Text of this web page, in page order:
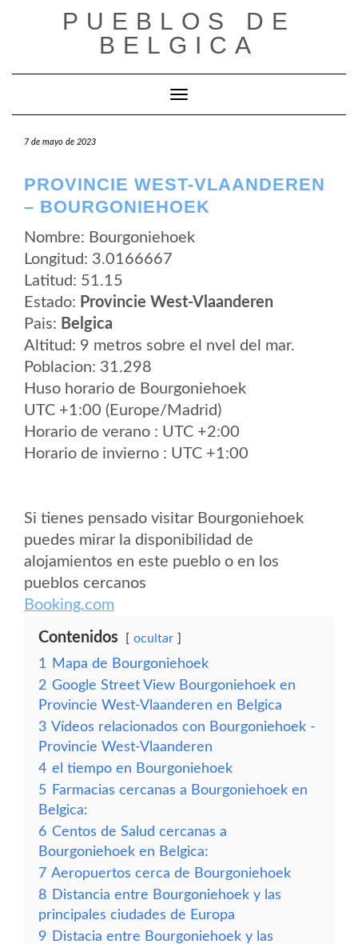
PUEBLOS DE
BELGICA
Cambiar modo de navegación
7 de mayo de 2023
PROVINCIE WEST-VLAANDEREN
– BOURGONIEHOEK
Nombre: Bourgoniehoek
Longitud: 3.0166667
Latitud: 51.15
Estado: Provincie West-Vlaanderen
Pais: Belgica
Altitud: 9 metros sobre el nvel del mar.
Poblacion: 31.298
Huso horario de Bourgoniehoek
UTC +1:00 (Europe/Madrid)
Horario de verano : UTC +2:00
Horario de invierno : UTC +1:00
Si tienes pensado visitar Bourgoniehoek
puedes mirar la disponibilidad de
alojamientos en este pueblo o en los
pueblos cercanos
Booking.com
Contenidos ocultar
1
Mapa de Bourgoniehoek
2 Google Street View Bourgoniehoek en
Provincie West-Vlaanderen en Belgica
3 Vídeos relacionados con Bourgoniehoek -
Provincie West-Vlaanderen
4 el tiempo en Bourgoniehoek
5 Farmacias cercanas a Bourgoniehoek en
Belgica:
6 Centos de Salud cercanas a
Bourgoniehoek en Belgica:
7 Aeropuertos cerca de Bourgoniehoek
8 Distancia entre Bourgoniehoek y las
principales ciudades de Europa
9 Distacia entre Bourgoniehoek y las